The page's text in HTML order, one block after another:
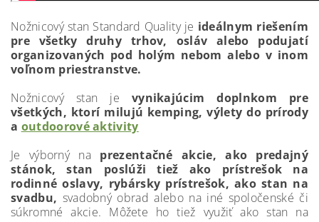
Nožnicový stan Standard Quality je ideálnym riešením
pre všetky druhy trhov, osláv alebo podujatí
organizovaných pod holým nebom alebo v inom
voľnom priestranstve.
Nožnicový stan je vynikajúcim doplnkom pre
všetkých, ktorí milujú kemping, výlety do prírody
a outdoorové aktivity
Je výborný na prezentačné akcie, ako predajný
stánok, stan poslúži tiež ako prístrešok na
rodinné oslavy, rybársky prístrešok, ako stan na
svadbu, svadobný obrad alebo na iné spoločenské či
súkromné akcie. Môžete ho tiež využiť ako stan na